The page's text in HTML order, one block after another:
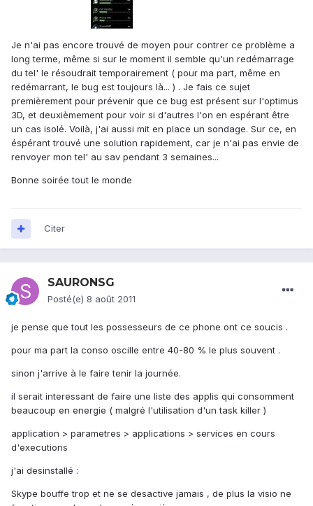
Je n'ai pas encore trouvé de moyen pour contrer ce problème a
long terme, même si sur le moment il semble qu'un redémarrage
du tel' le résoudrait temporairement ( pour ma part, même en
redémarrant, le bug est toujours là... ) . Je fais ce sujet
premièrement pour prévenir que ce bug est présent sur l'optimus
3D, et deuxièmement pour voir si d'autres l'on en espérant être
un cas isolé. Voilà, j'ai aussi mit en place un sondage. Sur ce, en
éspérant trouvé une solution rapidement, car je n'ai pas envie de
renvoyer mon tel' au sav pendant 3 semaines...
Bonne soirée tout le monde
Citer
SAURONSG
Posté(e) 8 août 2011
je pense que tout les possesseurs de ce phone ont ce soucis .
pour ma part la conso oscille entre 40-80 % le plus souvent .
sinon j'arrive à le faire tenir la journée.
il serait interessant de faire une liste des applis qui consomment
beaucoup en energie ( malgré l'utilisation d'un task killer )
application > parametres > applications > services en cours
d'executions
j'ai desinstallé :
Skype bouffe trop et ne se desactive jamais , de plus la visio ne